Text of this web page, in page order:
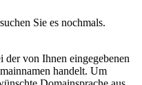
Sie es nochmals.
der von Ihnen eingegebenen
handelt. Um